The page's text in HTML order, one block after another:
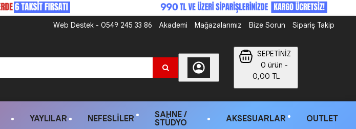
Web Destek - 0549 245 33 86 Akademi Mağazalarımız Bize Sorun Sipariş Takip
SEPETİNİZ
0 ürün -
0,00 TL
YAYLILAR NEFESLILER
SAHNE /
STÜDYO
AKSESUARLAR OUTLET